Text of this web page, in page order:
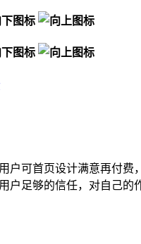
户可首页设计满意再付费
户足够的信任，对自己的